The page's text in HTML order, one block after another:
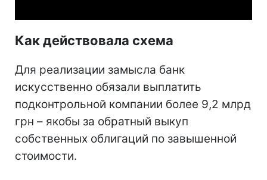
Как действовала схема
Для реализации замысла банк
искусственно обязали выплатить
подконтрольной компании более 9,2 млрд
грн – якобы за обратный выкуп
собственных облигаций по завышенной
стоимости.